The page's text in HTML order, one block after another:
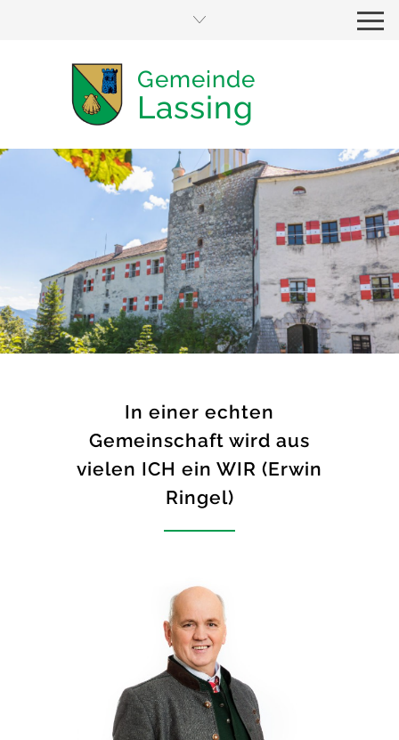
Gemeinde
Lassing
In einer echten
Gemeinschaft wird aus
vielen ICH ein WIR (Erwin
Ringel)